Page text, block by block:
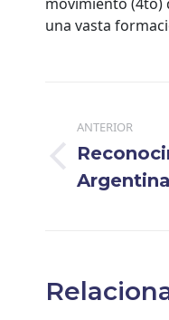
una vasta
entre
ANTERIOR
Publicación
anterior: